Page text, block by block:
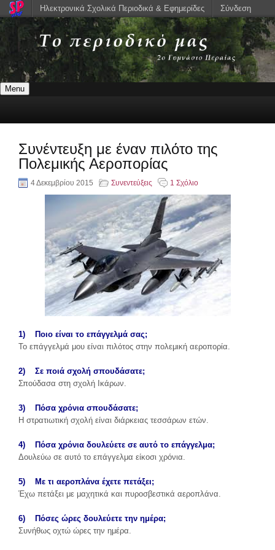
Menu
Συνέντευξη με έναν πιλότο της
Πολεμικής Αεροπορίας
4 Δεκεμβρίου 2015 Συνεντεύξεις 1 Σχόλιο
1) Ποιο είναι το επάγγελμά σας;
Το επάγγελμά μου είναι πιλότος στην πολεμική αεροπορία.
2) Σε ποιά σχολή σπουδάσατε;
Σπούδασα στη σχολή Ικάρων.
3) Πόσα χρόνια σπουδάσατε;
Η στρατιωτική σχολή είναι διάρκειας τεσσάρων ετών.
4) Πόσα χρόνια δουλεύετε σε αυτό το επάγγελμα;
Δουλεύω σε αυτό το επάγγελμα είκοσι χρόνια.
5) Με τι αεροπλάνα έχετε πετάξει;
Έχω πετάξει με μαχητικά και πυροσβεστικά αεροπλάνα.
6) Πόσες ώρες δουλεύετε την ημέρα;
Συνήθως οχτώ ώρες την ημέρα.
Ηλεκτρονικά Σχολικά Περιοδικά & Εφημερίδες Σύνδεση